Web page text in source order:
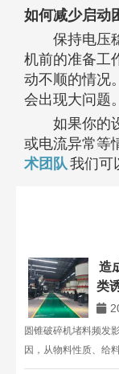
如何减少启动
保持电压
机前的准备工
动不顺的情况
会出现大问题。
如果你的
或电流异常等
术团队我们可
造
类
圆锥破碎机堵料频发
因，从物料性质、给
接，助您快速定位问